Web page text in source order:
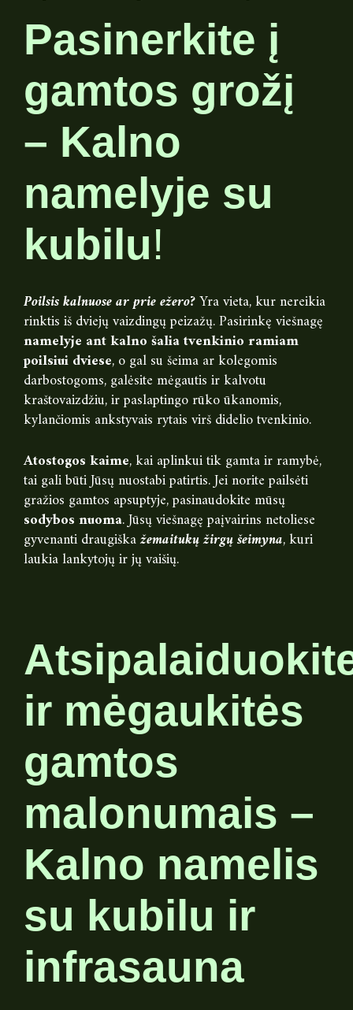
Pasinerkite į
gamtos grožį
– Kalno
namelyje su
kubilu!
Poilsis kalnuose ar prie ežero?Yra vieta, kur nereikia
rinktis iš dviejų vaizdingų peizažų. Pasirinkę viešnagę
namelyje ant kalno šalia tvenkinio ramiam
poilsiui dviese, o gal su šeima ar kolegomis
darbostogoms, galėsite mėgautis ir kalvotu
kraštovaizdžiu, ir paslaptingo rūko ūkanomis,
kylančiomis ankstyvais rytais virš didelio tvenkinio.
Atostogos kaime, kai aplinkui tik gamta ir ramybė,
tai gali būti Jūsų nuostabi patirtis. Jei norite pailsėti
gražios gamtos apsuptyje, pasinaudokite mūsų
sodybos nuoma. Jūsų viešnagę paįvairins netoliese
gyvenanti draugiškažemaitukų žirgų šeimyna, kuri
laukia lankytojų ir jų vaišių.
ir mėgaukitės
gamtos
malonumais –
Kalno namelis
su kubilu ir
infrasauna